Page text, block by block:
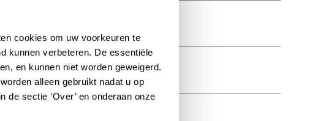
cookies om uw voorkeuren te
kunnen verbeteren. De essentiële
en kunnen niet worden geweigerd.
alleen gebruikt nadat u op
sectie ‘Over’ en onderaan onze